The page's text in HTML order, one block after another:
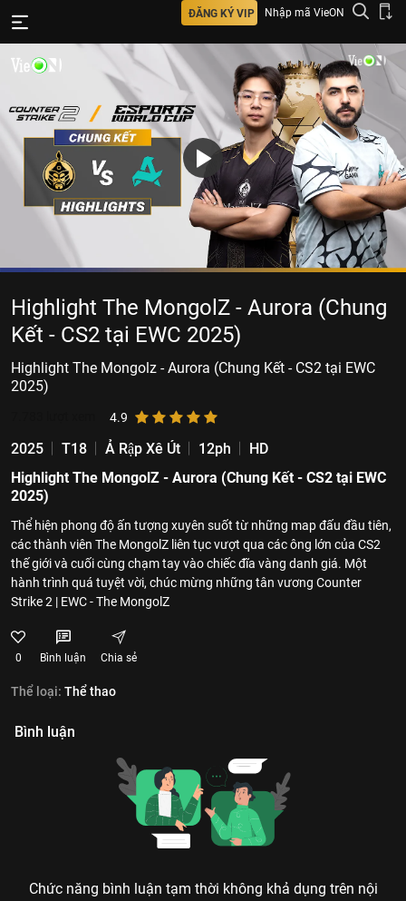
ĐĂNG KÝ VIP Nhập mã VieON
Highlight The MongolZ - Aurora (Chung
Kết - CS2 tại EWC 2025)
Highlight The Mongolz - Aurora (Chung Kết - CS2 tại EWC
2025)
4.9
2025 T18 Ả Rập Xê Út 12ph
HD
Highlight The MongolZ - Aurora (Chung Kết - CS2 tại EWC
2025)
Thể hiện phong độ ấn tượng xuyên suốt từ những map đấu đầu tiên,
các thành viên The MongolZ liên tục vượt qua các ông lớn của CS2
thế giới và cuối cùng chạm tay vào chiếc đĩa vàng danh giá. Một
hành trình quá tuyệt vời, chúc mừng những tân vương Counter
Strike 2 | EWC - The MongolZ
0 Bình luận Chia sẻ
Thể loại: Thể thao
Bình luận
Chức năng bình luận tạm thời không khả dụng trên nội